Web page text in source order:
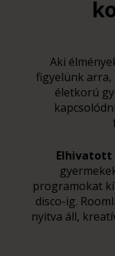
Aki
figyelünk
életkorú
programokat
disco-ig.
nyitva áll,